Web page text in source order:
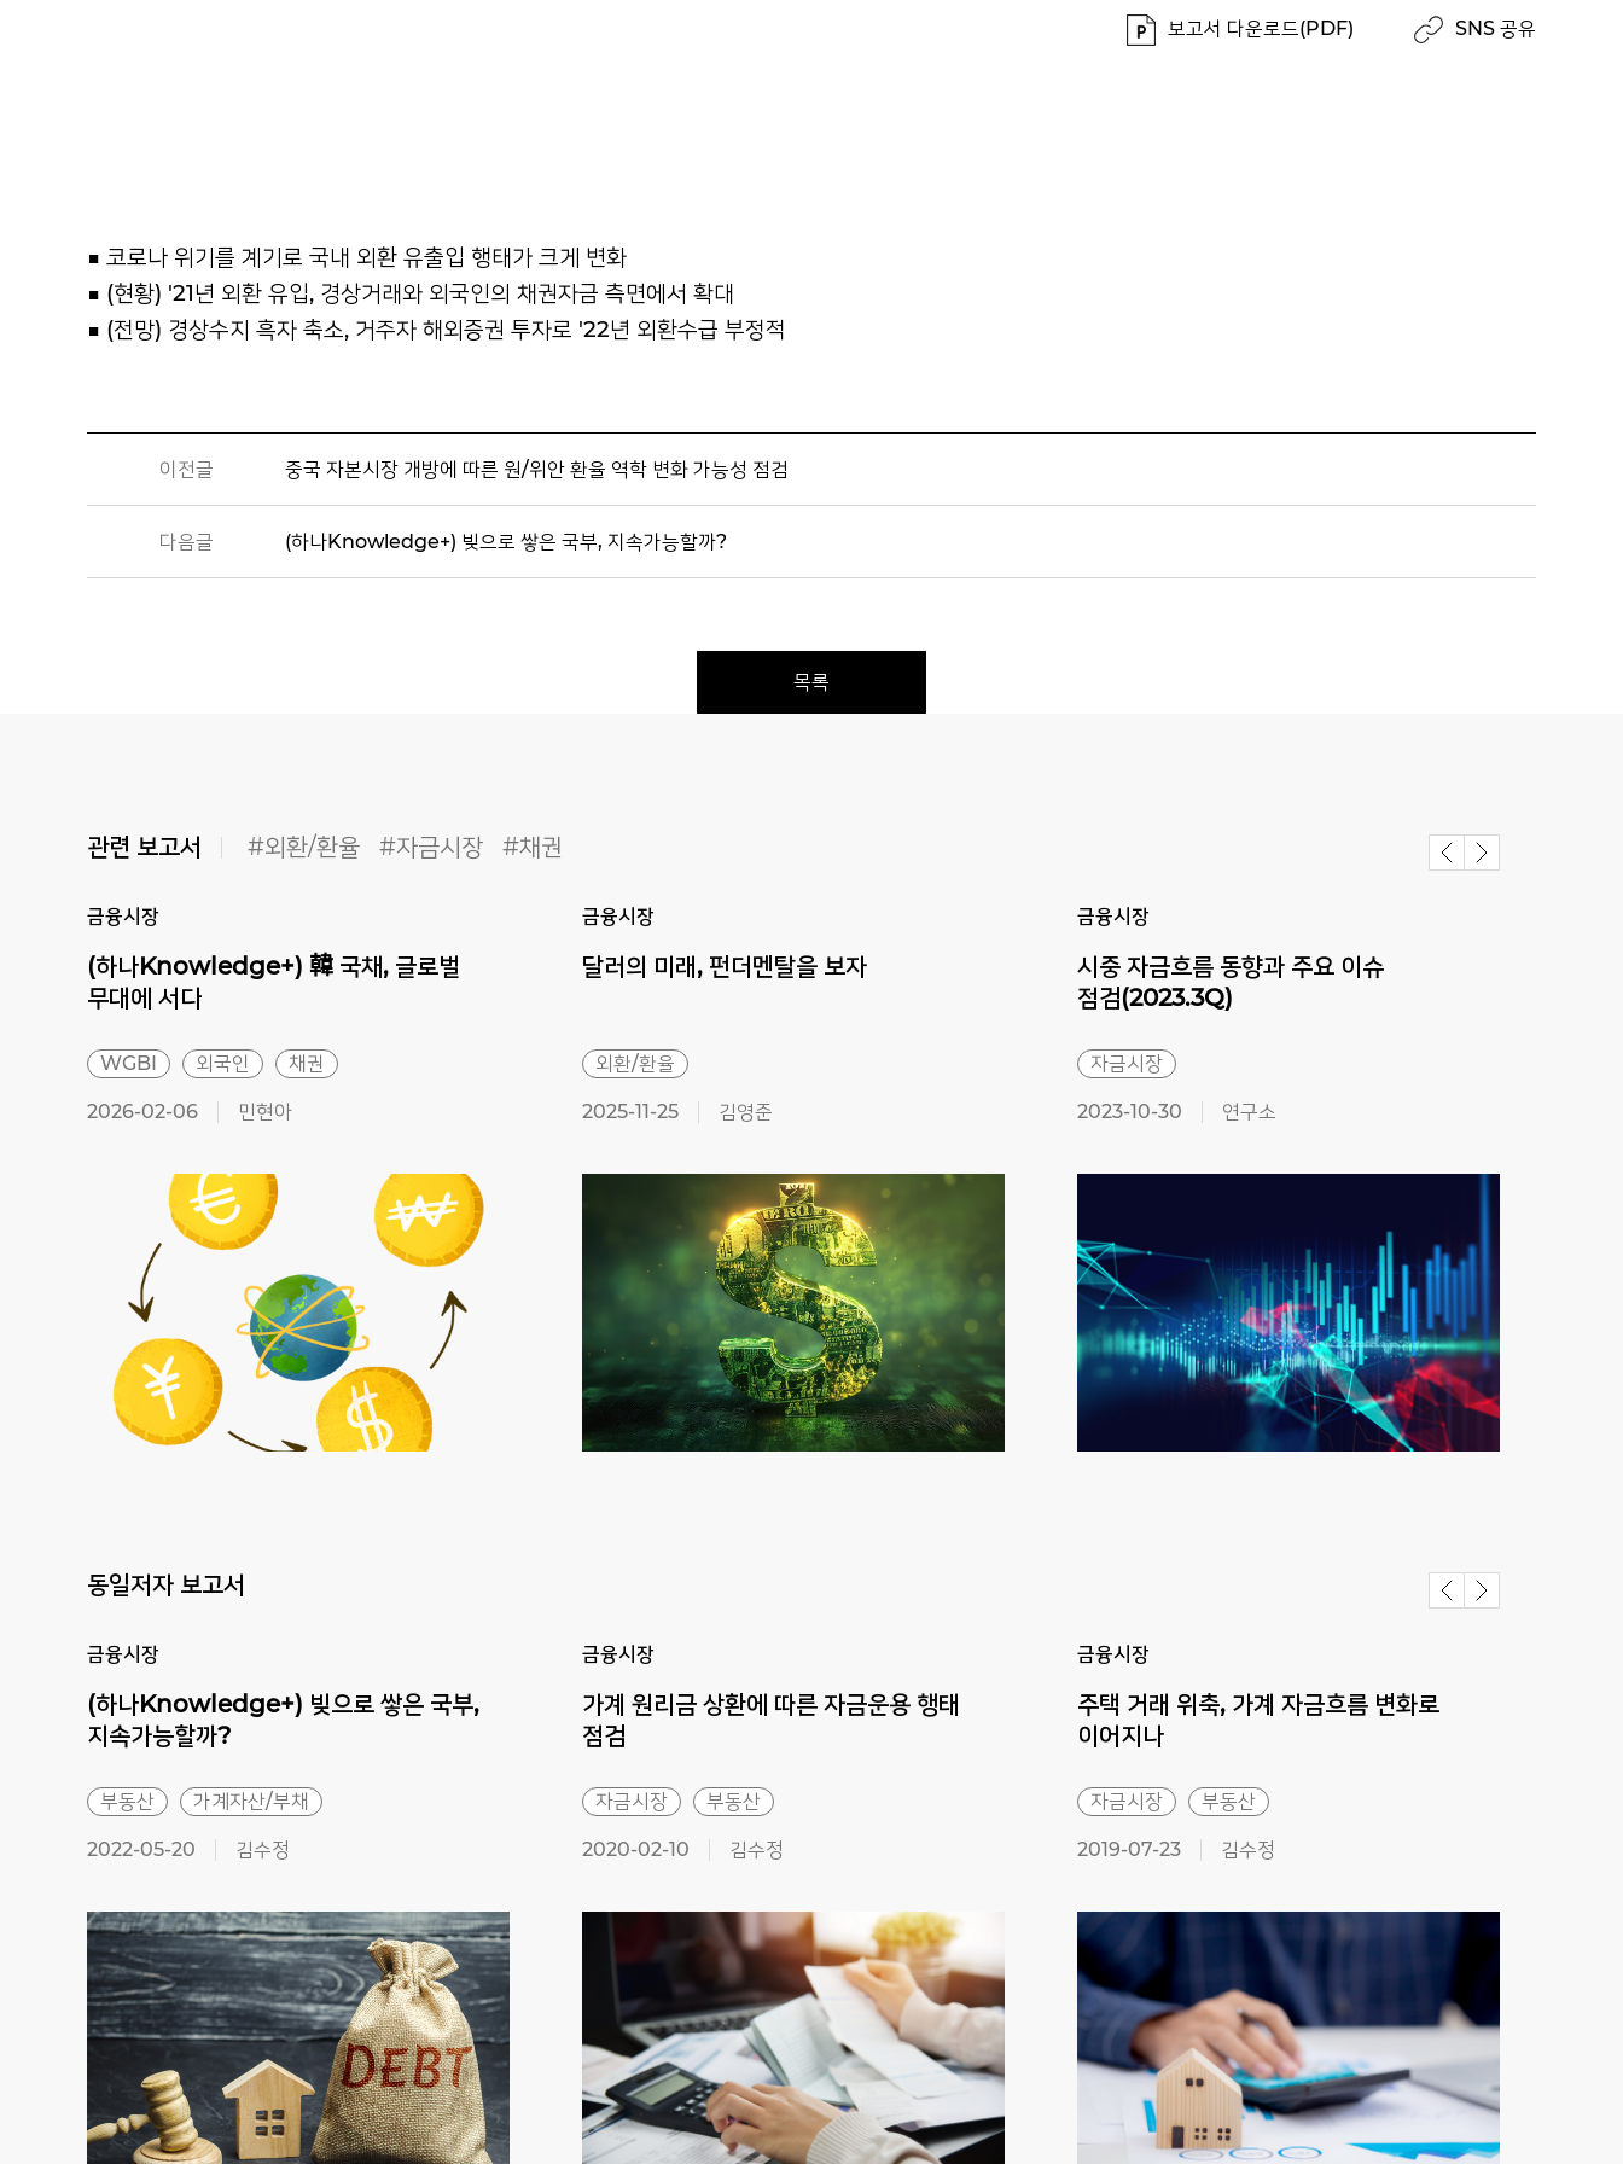
보고서 다운로드(PDF) SNS 공유
■ 코로나 위기를 계기로 국내 외환 유출입 행태가 크게 변화
■ (현황) '21년 외환 유입, 경상거래와 외국인의 채권자금 측면에서 확대
■ (전망) 경상수지 흑자 축소, 거주자 해외증권 투자로 '22년 외환수급 부정적
이전글 중국 자본시장 개방에 따른 원/위안 환율 역학 변화 가능성 점검
다음글 (하나Knowledge+) 빚으로 쌓은 국부, 지속가능할까?
목록
관련 보고서 #외환/환율 #자금시장 #채권
금융시장
(하나Knowledge+) 韓 국채, 글로벌
무대에 서다
WGBI 외국인 채권
2026-02-06 민현아
금융시장
달러의 미래, 펀더멘탈을 보자
외환/환율
2025-11-25 김영준
금융시장
시중 자금흐름 동향과 주요 이슈
점검(2023.3Q)
자금시장
2023-10-30 연구소
동일저자 보고서
금융시장
(하나Knowledge+) 빚으로 쌓은 국부,
지속가능할까?
부동산 가계자산/부채
2022-05-20 김수정
금융시장
가계 원리금 상환에 따른 자금운용 행태
점검
자금시장 부동산
2020-02-10 김수정
금융시장
주택 거래 위축, 가계 자금흐름 변화로
이어지나
자금시장 부동산
2019-07-23 김수정